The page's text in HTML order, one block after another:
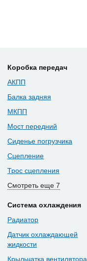
Коробка передач
АКПП
Балка задняя
МКПП
Мост передний
Сиденье погрузчика
Сцепление
Трос сцепления
Смотреть еще 7
Система охлаждения
Радиатор
Датчик охлаждающей
жидкости
Крыльчатка вентилятора